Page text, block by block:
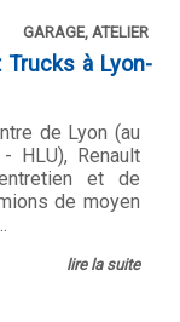
GARAGE, ATELIER
à Lyon-
de Lyon (au
HLU), Renault
et de
de moyen
lire la suite